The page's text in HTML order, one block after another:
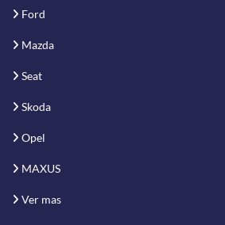
Ford
Mazda
Seat
Skoda
Opel
MAXUS
Ver mas